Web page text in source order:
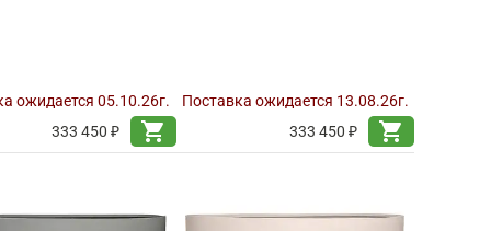
ожидается 05.10.26г.
333 450 ₽
shopping_cart
Поставка ожидается 13.08.26г.
333 450 ₽
shopping_cart